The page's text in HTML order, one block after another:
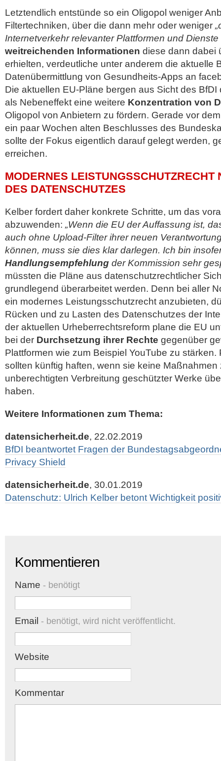
Letztendlich entstünde so ein Oligopol weniger
Filtertechniken, über die dann mehr oder weniger
Internetverkehr relevanter Plattformen und Dienste
weitreichenden Informationen diese dann dabei
erhielten, verdeutliche unter anderem die aktuelle
Datenübermittlung von Gesundheits-Apps an
Die aktuellen EU-Pläne bergen aus Sicht des BfDI
als Nebeneffekt eine weitere Konzentration von
Oligopol von Anbietern zu fördern. Gerade vor
ein paar Wochen alten Beschlusses des
sollte der Fokus eigentlich darauf gelegt werden,
erreichen.
MODERNES LEISTUNGSSCHUTZRECHT
DES DATENSCHUTZES
Kelber fordert daher konkrete Schritte, um das
abzuwenden: „Wenn die EU der Auffassung ist,
auch ohne Upload-Filter ihrer neuen
können, muss sie dies klar darlegen. Ich bin
Handlungsempfehlung der Kommission sehr
müssten die Pläne aus datenschutzrechtlicher
grundlegend überarbeitet werden. Denn bei aller
ein modernes Leistungsschutzrecht anzubieten,
Rücken und zu Lasten des Datenschutzes der
der aktuellen Urheberrechtsreform plane die EU
bei der Durchsetzung ihrer Rechte gegenüber
Plattformen wie zum Beispiel YouTube zu stärken.
sollten künftig haften, wenn sie keine Maßnahmen
unberechtigten Verbreitung geschützter Werke
haben.
Weitere Informationen zum Thema:
datensicherheit.de, 22.02.2019
BfDI beantwortet Fragen der
Privacy Shield
datensicherheit.de, 30.01.2019
Datenschutz: Ulrich Kelber betont Wichtigkeit
Kommentieren
Name - benötigt
Email - benötigt, wird nicht veröffentlicht.
Website
Kommentar